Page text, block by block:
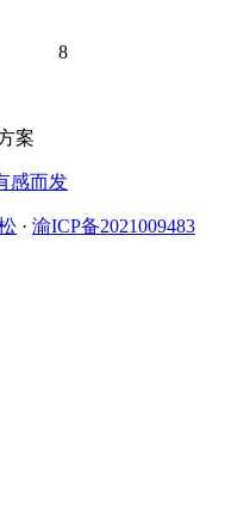
8
案
感而发
· 渝ICP备2021009483